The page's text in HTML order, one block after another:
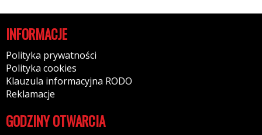
INFORMACJE
Polityka prywatności
Polityka cookies
Klauzula informacyjna RODO
Reklamacje
GODZINY OTWARCIA